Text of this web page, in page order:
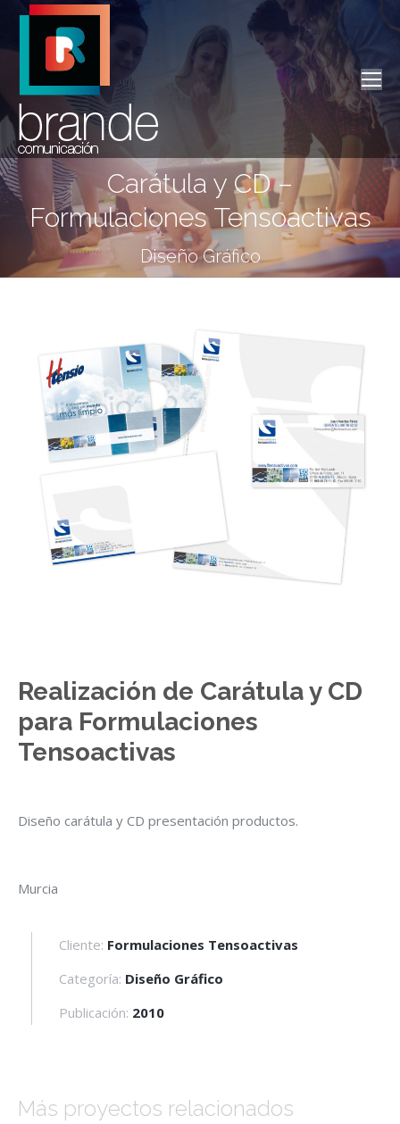
Carátula y CD –
Formulaciones Tensoactivas
Diseño Gráfico
Estás aquí:
Realización de Carátula y CD
para Formulaciones
Tensoactivas
Diseño carátula y CD presentación productos.
Murcia
Cliente: Formulaciones Tensoactivas
Categoría: Diseño Gráfico
Publicación: 2010
Más proyectos relacionados